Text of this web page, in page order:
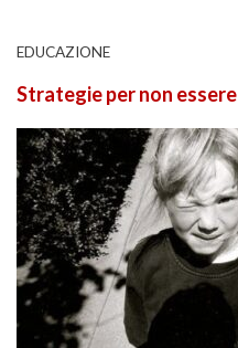
EDUCAZIONE
Strategie per non